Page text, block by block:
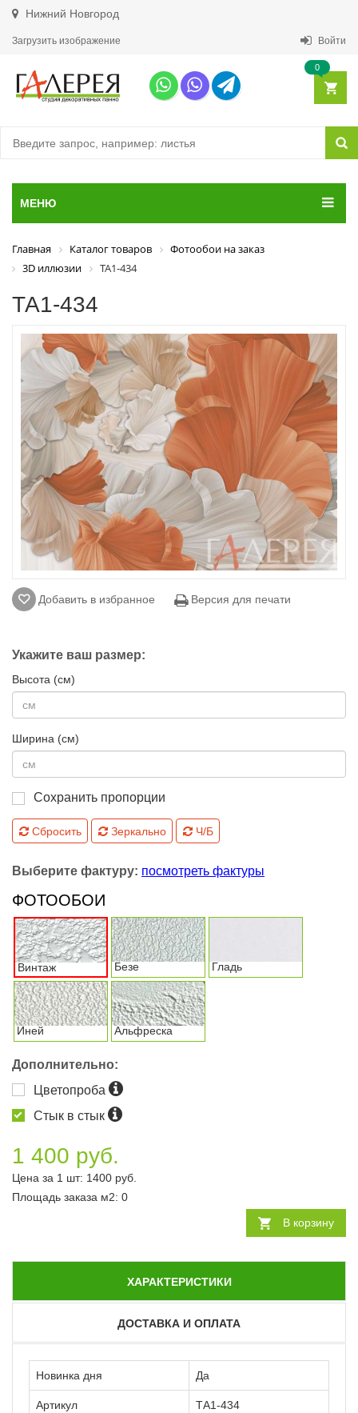
Нижний Новгород
Загрузить изображение Войти
0
МЕНЮ
Главная Каталог товаров
Фотообои на заказ
3D иллюзии
ТА1-434
ТА1-434
Добавить в избранное Версия для печати
Укажите ваш размер:
Высота (см)
Ширина (см)
Сохранить пропорции
Сбросить Зеркально Ч/Б
Выберите фактуру: посмотреть фактуры
ФОТООБОИ
Винтаж Безе Гладь
Иней Альфреска
Дополнительно:
Цветопроба
Стык в стык
1 400 руб.
Цена за 1 шт: 1400 руб.
Площадь заказа м2: 0
В корзину
ХАРАКТЕРИСТИКИ
ДОСТАВКА И ОПЛАТА
Новинка дня Да
Артикул ТА1-434